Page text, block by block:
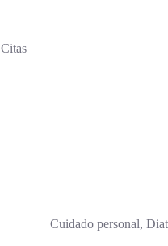
Citas
Cuidado personal,